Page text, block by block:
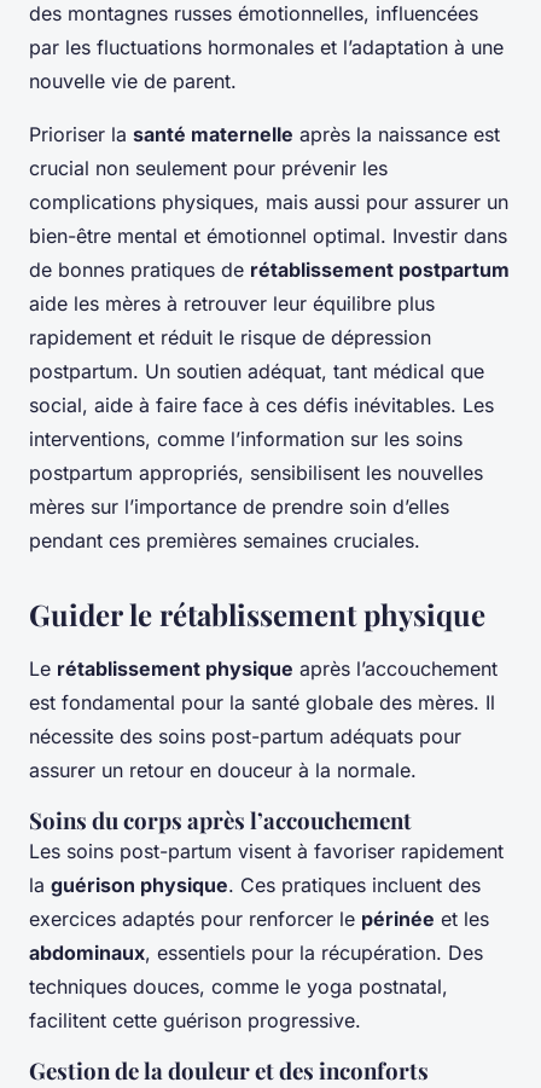
des montagnes russes émotionnelles, influencées
par les fluctuations hormonales et l’adaptation à une
nouvelle vie de parent.
Prioriser la santé maternelle après la naissance est
crucial non seulement pour prévenir les
complications physiques, mais aussi pour assurer un
bien-être mental et émotionnel optimal. Investir dans
de bonnes pratiques de rétablissement postpartum
aide les mères à retrouver leur équilibre plus
rapidement et réduit le risque de dépression
postpartum. Un soutien adéquat, tant médical que
social, aide à faire face à ces défis inévitables. Les
interventions, comme l’information sur les soins
postpartum appropriés, sensibilisent les nouvelles
mères sur l’importance de prendre soin d’elles
pendant ces premières semaines cruciales.
Guider le rétablissement physique
Le rétablissement physique après l’accouchement
est fondamental pour la santé globale des mères. Il
nécessite des soins post-partum adéquats pour
assurer un retour en douceur à la normale.
Soins du corps après l’accouchement
Les soins post-partum visent à favoriser rapidement
la guérison physique. Ces pratiques incluent des
exercices adaptés pour renforcer le périnée et les
abdominaux, essentiels pour la récupération. Des
techniques douces, comme le yoga postnatal,
facilitent cette guérison progressive.
Gestion de la douleur et des inconforts